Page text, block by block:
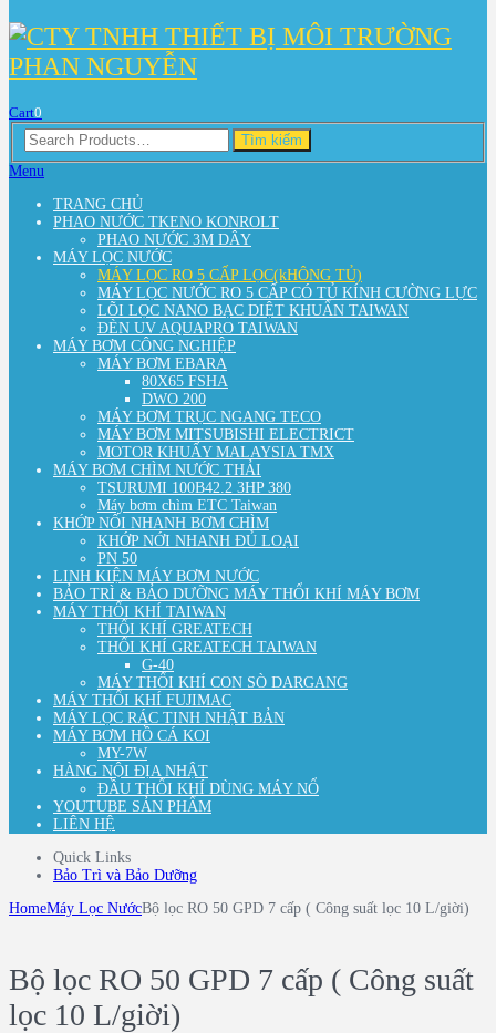
Cart0
Search
for:
Tìm kiếm
Menu
TRANG CHỦ
PHAO NƯỚC TKENO KONROLT
PHAO NƯỚC 3M DÂY
MÁY LỌC NƯỚC
MÁY LỌC RO 5 CẤP LỌC(kHÔNG TỦ)
MÁY LỌC NƯỚC RO 5 CẤP CÓ TỦ KÍNH CƯỜNG LỰC
LÕI LỌC NANO BẠC DIỆT KHUẨN TAIWAN
ĐÈN UV AQUAPRO TAIWAN
MÁY BƠM CÔNG NGHIỆP
MÁY BƠM EBARA
80X65 FSHA
DWO 200
MÁY BƠM TRỤC NGANG TECO
MÁY BƠM MITSUBISHI ELECTRICT
MOTOR KHUẤY MALAYSIA TMX
MÁY BƠM CHÌM NƯỚC THẢI
TSURUMI 100B42.2 3HP 380
Máy bơm chìm ETC Taiwan
KHỚP NỐI NHANH BƠM CHÌM
KHỚP NỚI NHANH ĐỦ LOẠI
PN 50
LINH KIỆN MÁY BƠM NƯỚC
BẢO TRÌ & BẢO DƯỠNG MÁY THỔI KHÍ MÁY BƠM
MÁY THỔI KHÍ TAIWAN
THỔI KHÍ GREATECH
THỔI KHÍ GREATECH TAIWAN
G-40
MÁY THỔI KHÍ CON SÒ DARGANG
MÁY THỔI KHÍ FUJIMAC
MÁY LỌC RÁC TINH NHẬT BẢN
MÁY BƠM HỒ CÁ KOI
MY-7W
HÀNG NỘI ĐỊA NHẬT
ĐẦU THỔI KHÍ DÙNG MÁY NỔ
YOUTUBE SẢN PHẨM
LIÊN HỆ
Quick Links
Bảo Trì và Bảo Dưỡng
HomeMáy Lọc NướcBộ lọc RO 50 GPD 7 cấp ( Công suất lọc 10 L/giời)
Bộ lọc RO 50 GPD 7 cấp ( Công suất
lọc 10 L/giời)